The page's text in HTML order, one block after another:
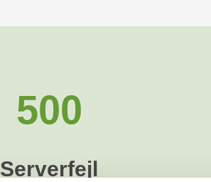
500
Serverfejl